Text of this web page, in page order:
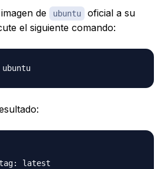
de ubuntu
oficial a su
el siguiente comando:
latest